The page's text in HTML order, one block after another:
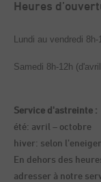
Heures
Lundi au vendredi
Samedi 8h-12h
Service d'astreinte :
été: avril – octobre
hiver: selon
En dehors des
adresser à notre